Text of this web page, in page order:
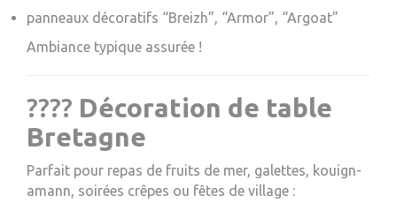
panneaux décoratifs “Breizh”, “Armor”, “Argoat”
Ambiance typique assurée !
????️ Décoration de table
Bretagne
Parfait pour repas de fruits de mer, galettes, kouign-
amann, soirées crêpes ou fêtes de village :